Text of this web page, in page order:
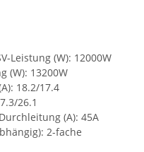
Leistung (W): 12000W
(W): 13200W
18.2/17.4
26.1
(A): 45A
2-fache